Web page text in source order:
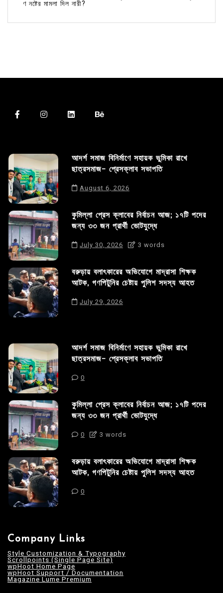
ণ নষ্টের মামলা দিল নারী?
আদর্শ সমাজ বিনির্মাণে সহায়ক ভুমিকা রাখে
ছাত্রসমাজ- প্রেসক্লাব সভাপতি
August 6, 2026
কুমিল্লা প্রেস ক্লাবের নির্বাচন আজ; ১৭টি পদের
জন্য ৩৩ জন প্রার্থী ভোটযুদ্ধে
July 30, 2026 3 words
বরুড়ায় বলাৎকারের অভিযোগে মাদ্রাসা শিক্ষক
আটক, গণপিটুনির চেষ্টায় পুলিশ সদস্য আহত
July 29, 2026
আদর্শ সমাজ বিনির্মাণে সহায়ক ভুমিকা রাখে
ছাত্রসমাজ- প্রেসক্লাব সভাপতি
0
কুমিল্লা প্রেস ক্লাবের নির্বাচন আজ; ১৭টি পদের
জন্য ৩৩ জন প্রার্থী ভোটযুদ্ধে
0 3 words
বরুড়ায় বলাৎকারের অভিযোগে মাদ্রাসা শিক্ষক
আটক, গণপিটুনির চেষ্টায় পুলিশ সদস্য আহত
0
Company Links
Style Customization & Typography
Scrollpoints (Single Page Site)
wpHoot Home Page
wpHoot Support / Documentation
Magazine Lume Premium